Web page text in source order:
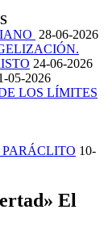
28-06-2026
24-06-2026
05-2026
LOS LÍMITES
PARÁCLITO 10-
El